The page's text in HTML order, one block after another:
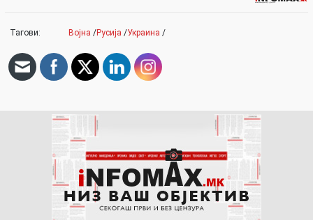
Тагови: Војна /Русија /Украина /